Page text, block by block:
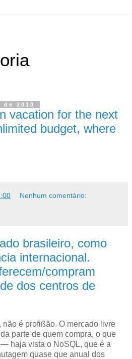
2010
vacation for the next
budget, where
Nenhum comentário:
brasileiro, como
internacional.
compram
dos centros de
não é profißão. O mercado livre
da parte de quem compra, o que
haja vista o NoSQL, que é a
quase que anual dos